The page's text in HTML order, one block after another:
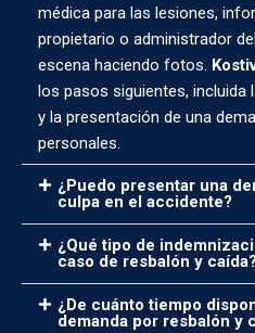
médica para las lesiones,
propietario o administrador
escena haciendo fotos.
los pasos siguientes, incluida
y la presentación de una
personales.
¿Puedo presentar una
culpa en el accidente?
¿Qué tipo de
caso de resbalón y caída?
¿De cuánto tiempo
demanda por resbalón y